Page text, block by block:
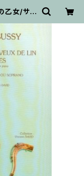
乙女/サク
ぃず